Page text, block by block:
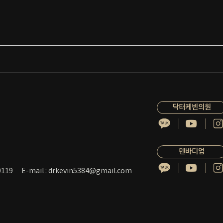
닥터케빈의원
텐바디업
E-mail : drkevin5384@gmail.com